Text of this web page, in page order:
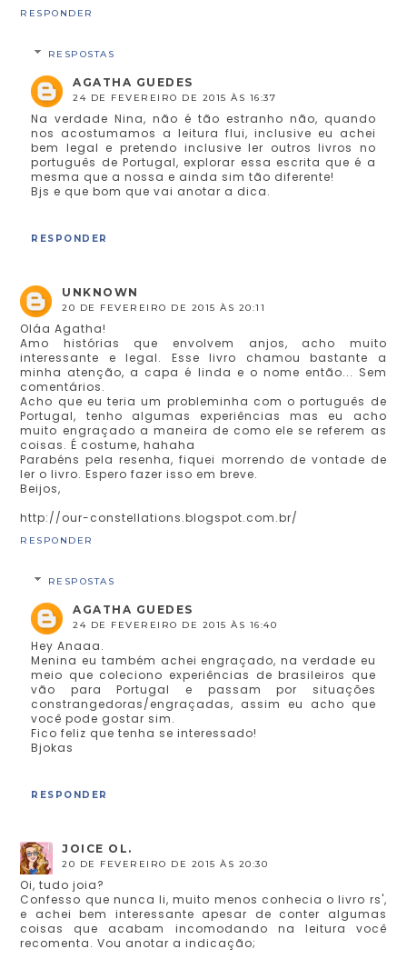
RESPONDER
RESPOSTAS
AGATHA GUEDES
24 DE FEVEREIRO DE 2015 ÀS 16:37
Na verdade Nina, não é tão estranho não, quando
nos acostumamos a leitura flui, inclusive eu achei
bem legal e pretendo inclusive ler outros livros no
português de Portugal, explorar essa escrita que é a
mesma que a nossa e ainda sim tão diferente!
Bjs e que bom que vai anotar a dica.
RESPONDER
UNKNOWN
20 DE FEVEREIRO DE 2015 ÀS 20:11
Oláa Agatha!
Amo histórias que envolvem anjos, acho muito
interessante e legal. Esse livro chamou bastante a
minha atenção, a capa é linda e o nome então... Sem
comentários.
Acho que eu teria um probleminha com o português de
Portugal, tenho algumas experiências mas eu acho
muito engraçado a maneira de como ele se referem as
coisas. É costume, hahaha
Parabéns pela resenha, fiquei morrendo de vontade de
ler o livro. Espero fazer isso em breve.
Beijos,
http://our-constellations.blogspot.com.br/
RESPONDER
RESPOSTAS
AGATHA GUEDES
24 DE FEVEREIRO DE 2015 ÀS 16:40
Hey Anaaa.
Menina eu também achei engraçado, na verdade eu
meio que coleciono experiências de brasileiros que
vão para Portugal e passam por situações
constrangedoras/engraçadas, assim eu acho que
você pode gostar sim.
Fico feliz que tenha se interessado!
Bjokas
RESPONDER
JOICE OL.
20 DE FEVEREIRO DE 2015 ÀS 20:30
Oi, tudo joia?
Confesso que nunca li, muito menos conhecia o livro rs',
e achei bem interessante apesar de conter algumas
coisas que acabam incomodando na leitura você
recomenta. Vou anotar a indicação;